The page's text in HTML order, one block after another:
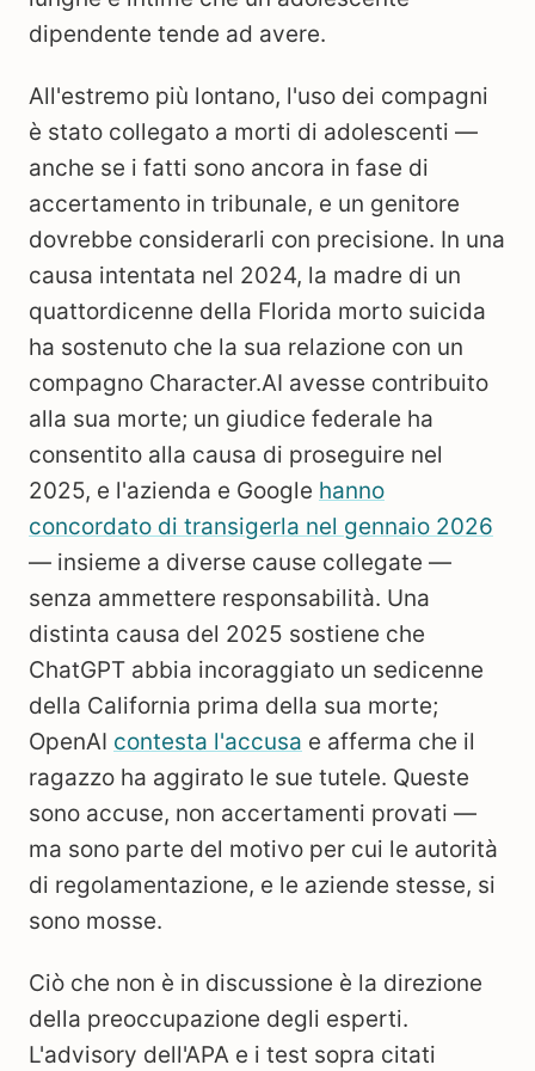
dipendente tende ad avere.
All'estremo più lontano, l'uso dei compagni
è stato collegato a morti di adolescenti —
anche se i fatti sono ancora in fase di
accertamento in tribunale, e un genitore
dovrebbe considerarli con precisione. In una
causa intentata nel 2024, la madre di un
quattordicenne della Florida morto suicida
ha sostenuto che la sua relazione con un
compagno Character.AI avesse contribuito
alla sua morte; un giudice federale ha
consentito alla causa di proseguire nel
2025, e l'azienda e Google hanno
concordato di transigerla nel gennaio 2026
— insieme a diverse cause collegate —
senza ammettere responsabilità. Una
distinta causa del 2025 sostiene che
ChatGPT abbia incoraggiato un sedicenne
della California prima della sua morte;
OpenAI contesta l'accusa e afferma che il
ragazzo ha aggirato le sue tutele. Queste
sono accuse, non accertamenti provati —
ma sono parte del motivo per cui le autorità
di regolamentazione, e le aziende stesse, si
sono mosse.
Ciò che non è in discussione è la direzione
della preoccupazione degli esperti.
L'advisory dell'APA e i test sopra citati